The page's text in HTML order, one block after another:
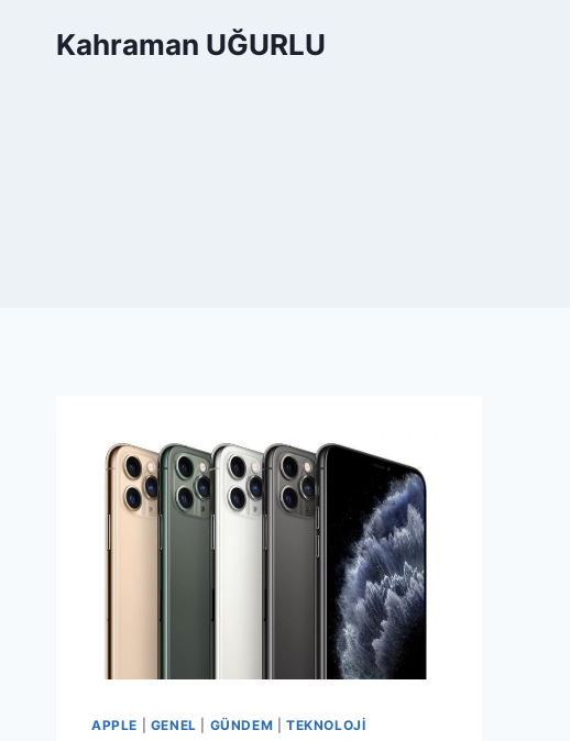
Kahraman UĞURLU
APPLE GENEL GÜNDEM TEKNOLOJI